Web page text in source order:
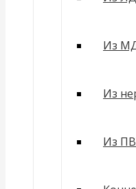
Из
Из
Из